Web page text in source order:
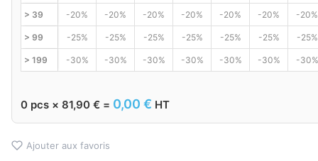
> 39 -20% -20% -20% -20% -20% -20% -20%
> 99 -25% -25% -25% -25% -25% -25% -25%
> 199 -30% -30% -30% -30% -30% -30% -30%
0 pcs × 81,90 € = 0,00 € HT
Ajouter aux favoris